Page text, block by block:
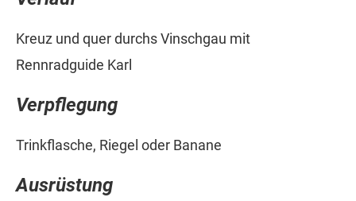
Kreuz und quer durchs Vinschgau mit
Rennradguide Karl
Verpflegung
Trinkflasche, Riegel oder Banane
Ausrüstung